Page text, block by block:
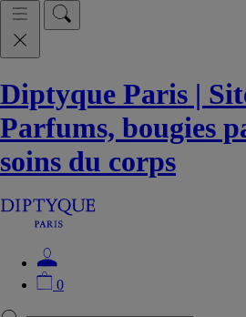
Diptyque Paris |
Parfums, bougies
soins du corps
0